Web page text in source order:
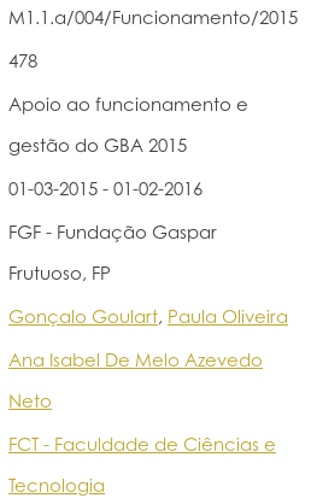
M1.1.a/004/Funcionamento/2015
478
Apoio ao funcionamento e
gestão do GBA 2015
01-03-2015 - 01-02-2016
FGF - Fundação Gaspar
Frutuoso, FP
Gonçalo Goulart, Paula Oliveira
Ana Isabel De Melo Azevedo
Neto
FCT - Faculdade de Ciências e
Tecnologia